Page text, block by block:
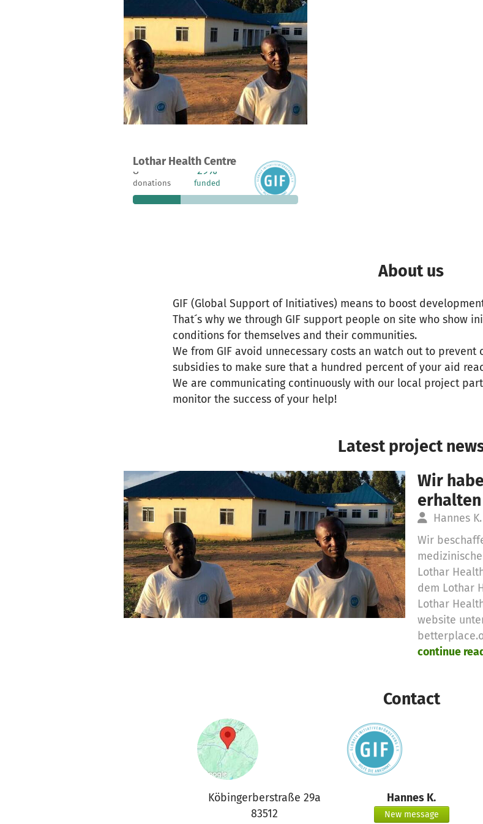
Lothar Health Centre
8
donations
29%
funded
€18,863
still needed
About us
GIF (Global Support of Initiatives) means to boost
That´s why we through GIF support people on site who show
conditions for themselves and their communities.
We from GIF avoid unnecessary costs an watch out to
subsidies to make sure that a hundred percent of your aid
We are communicating continuously with our local project
monitor the success of your help!
Latest project
Wir
erhalten
Hannes K.
Wir
Lothar
dem Lothar
Lothar
website
continue
Contact
Köbingerberstraße 29a
83512
Hannes K.
New message